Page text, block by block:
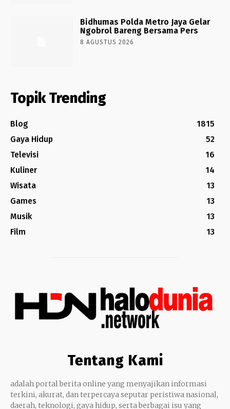
Bidhumas Polda Metro Jaya Gelar
Ngobrol Bareng Bersama Pers
8 AGUSTUS 2026
Topik Trending
Blog
1815
Gaya Hidup
52
Televisi
16
Kuliner
14
Wisata
13
Games
13
Musik
13
Film
13
Tentang Kami
adalah portal berita online yang menyajikan informasi
terkini, akurat, dan terpercaya seputar peristiwa nasional,
daerah, teknologi, gaya hidup, serta berbagai isu yang